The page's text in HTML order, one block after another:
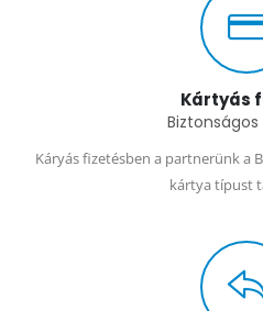
Kártyás
Káryás fizetésben a partnerünk a
kártya típust